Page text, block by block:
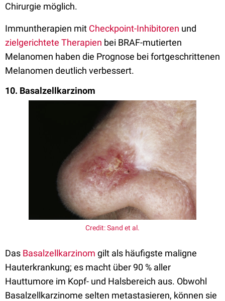
Chirurgie möglich.
Immuntherapien mit Checkpoint-Inhibitoren und
zielgerichtete Therapien bei BRAF-mutierten
Melanomen haben die Prognose bei fortgeschrittenen
Melanomen deutlich verbessert.
10. Basalzellkarzinom
Credit: Sand et al.
Das Basalzellkarzinom gilt als häufigste maligne
Hauterkrankung; es macht über 90 % aller
Hauttumore im Kopf- und Halsbereich aus. Obwohl
Basalzellkarzinome selten metastasieren, können sie